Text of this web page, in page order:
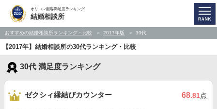
オリコン顧客満足度ランキング
結婚相談所
おすすめの結婚相談所ランキング・比較 2017年版 30代
【2017年】結婚相談所の30代ランキング・比較
30代 満足度ランキング
ゼクシィ縁結びカウンター 68.81点